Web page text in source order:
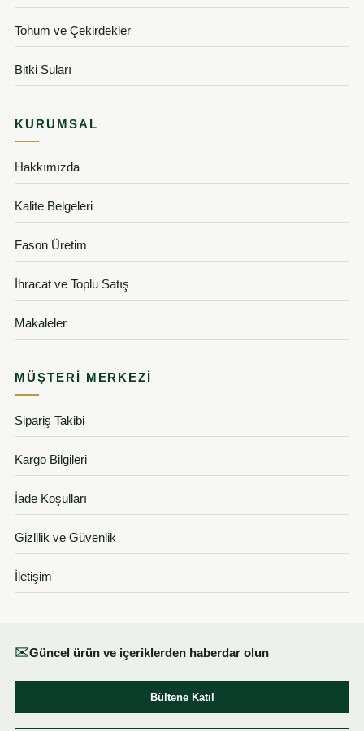
Tohum ve Çekirdekler
Bitki Suları
KURUMSAL
Hakkımızda
Kalite Belgeleri
Fason Üretim
İhracat ve Toplu Satış
Makaleler
MÜŞTERI MERKEZI
Sipariş Takibi
Kargo Bilgileri
İade Koşulları
Gizlilik ve Güvenlik
İletişim
✉Güncel ürün ve içeriklerden haberdar olun
Bültene Katıl